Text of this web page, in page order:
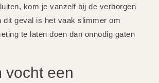
kom je vanzelf bij de verborgen
dit geval is het vaak slimmer om
te laten doen dan onnodig gaten
vocht een